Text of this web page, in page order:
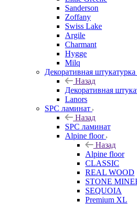
Sanderson
Zoffany
Swiss Lake
Argile
Charmant
Hygge
Milq
Декоративная штукатурка
Назад
Декоративная
Lanors
SPC ламинат
Назад
SPC ламинат
Alpine floor
Назад
Alpine floor
CLASSIC
REAL WOOD
STONE
SEQUOIA
Premium XL